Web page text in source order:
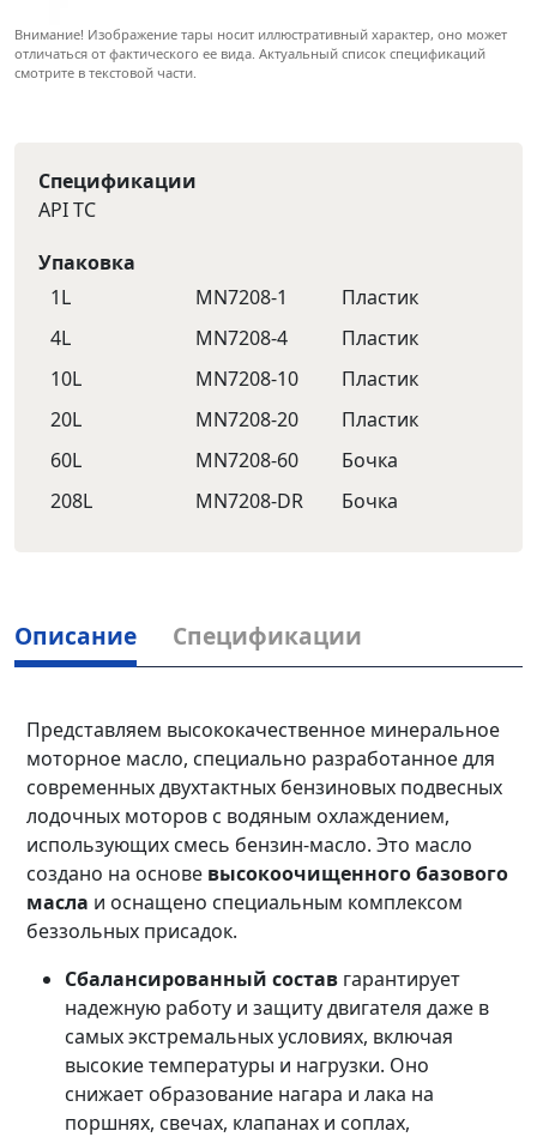
Внимание! Изображение тары носит иллюстративный характер, оно может
отличаться от фактического ее вида. Актуальный список спецификаций
смотрите в текстовой части.
Спецификации
API TC
Упаковка
1L
MN7208-1
Пластик
4L
MN7208-4
Пластик
10L
MN7208-10
Пластик
20L
MN7208-20
Пластик
60L
MN7208-60
Бочка
208L
MN7208-DR Бочка
Описание Спецификации
Представляем высококачественное минеральное
моторное масло, специально разработанное для
современных двухтактных бензиновых подвесных
лодочных моторов с водяным охлаждением,
использующих смесь бензин-масло. Это масло
создано на основе высокоочищенного базового
масла и оснащено специальным комплексом
беззольных присадок.
Сбалансированный состав гарантирует
надежную работу и защиту двигателя даже в
самых экстремальных условиях, включая
высокие температуры и нагрузки. Оно
снижает образование нагара и лака на
поршнях, свечах, клапанах и соплах,